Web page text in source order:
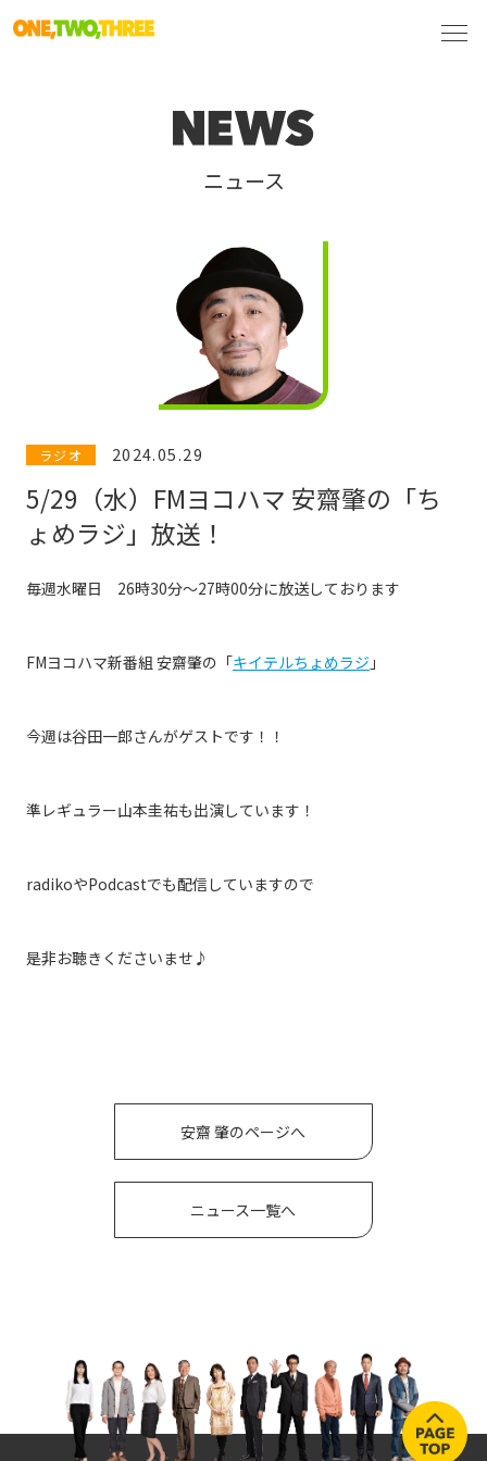
ニュース
ラジオ 2024.05.29
5/29（水）FMヨコハマ 安齋肇の「ち
ょめラジ」放送！
毎週水曜日 26時30分〜27時00分に放送しております
FMヨコハマ新番組 安齋肇の「キイテルちょめラジ 」
今週は谷田一郎さんがゲストです！！
準レギュラー山本圭祐も出演しています！
radikoやPodcastでも配信していますので
是非お聴きくださいませ♪
安齋 肇のページへ
ニュース一覧へ